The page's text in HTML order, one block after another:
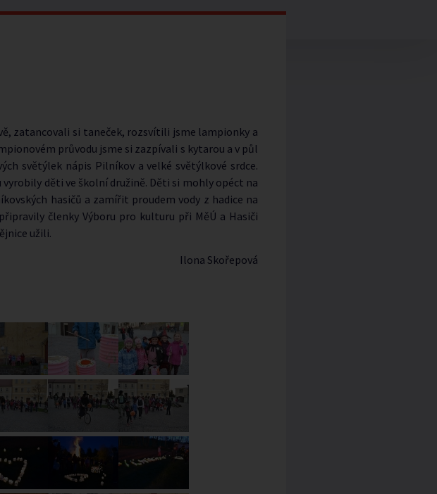
zatancovali si taneček, rozsvítili jsme lampionky a
průvodu jsme si zazpívali s kytarou a v půl
světýlek nápis Pilníkov a velké světýlkové srdce.
děti ve školní družině. Děti si mohly opéct na
hasičů a zamířit proudem vody z hadice na
členky Výboru pro kulturu při MěÚ a Hasiči
užili.
Ilona Skořepová